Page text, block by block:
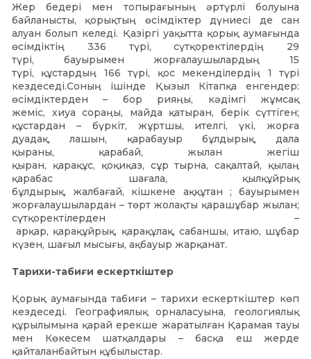
Жер бедері мен топырағының әртүрлі болуына
байланысты, қорықтың өсімдіктер дүниесі де сан
алуан болып келеді. Қазіргі уақытта қорық аумағында
өсімдіктің 336 түрі, сүтқоректілердің 29
түрі, бауырымен жорғалаушылардың 15
түрі, құстардың 166 түрі, қос мекенділердің 1 түрі
кездеседі.Соның ішінде Қызыл Кітапқа енгендер:
өсімдіктерден – бор рияңы, кәдімгі жұмсақ
жеміс, хиуа сораңы, майда қатыран, берік сүттіген;
құстардан – бүркіт, жұртшы, ителгі, үкі, жорға
дуадақ, лашын, қарабауыр бұлдырық, дала
қыраны, қарабай, жылан жегіш
қыран, қарақұс, қоқиқаз, сұр тырна, сақалтай, қылаң
қарабас шағала, қылқұйрық
бұлдырық, жалбағай, кішкене аққұтан ; бауырымен
жорғалаушылардан – төрт жолақты қарашұбар жылан;
сүтқоректілерден –
арқар, қарақұйрық, қарақұлақ, сабаншы, итаю, шұбар
күзен, шағыл мысығы, ақбауыр жарқанат.
Тарихи-табиғи ескерткіштер
Қорық аумағында табиғи – тарихи ескерткіштер көп
кездеседі. Географиялық орналасуына, геологиялық
құрылымына қарай ерекше жаратылған Қарамая тауы
мен Көкесем шатқалдары – басқа еш жерде
қайталанбайтын құбылыстар.